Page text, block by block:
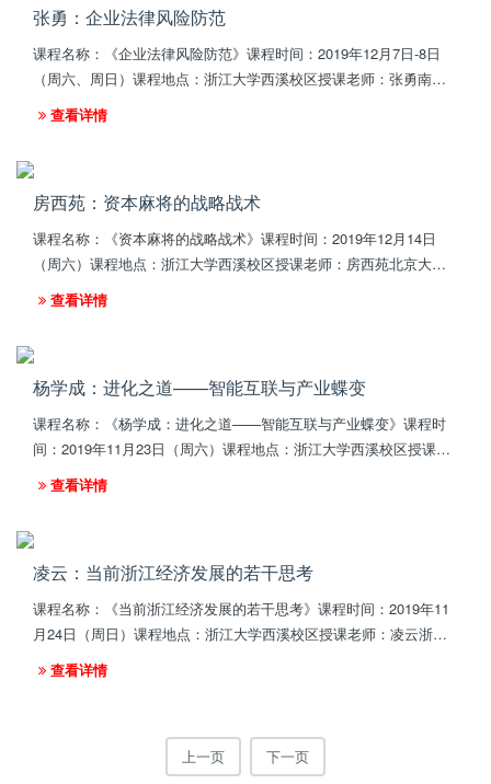
张勇：企业法律风险防范
课程名称：《企业法律风险防范》课程时间：2019年12月7日-8日
（周六、周日）课程地点：浙江大学西溪校区授课老师：张勇南开
大学法学院教授，法学研究所所长伦敦大学法学硕士，北京大学法
学博士天津市人民政...
查看详情
房西苑：资本麻将的战略战术
课程名称：《资本麻将的战略战术》课程时间：2019年12月14日
（周六）课程地点：浙江大学西溪校区授课老师：房西苑北京大学
中国国情研究中心 研究员中国科学院研究生院 博士生导师国内多个
知名院校的客座教...
查看详情
杨学成：进化之道——智能互联与产业蝶变
课程名称：《杨学成：进化之道——智能互联与产业蝶变》课程时
间：2019年11月23日（周六）课程地点：浙江大学西溪校区授课老
师：杨学成 北京邮电大学教授网络教育学院副院长、校学术委员会
委员中国信息经济...
查看详情
凌云：当前浙江经济发展的若干思考
课程名称：《当前浙江经济发展的若干思考》课程时间：2019年11
月24日（周日）课程地点：浙江大学西溪校区授课老师：凌云浙江
省经信厅巡视员原台州市副市长浙江大学经济学院兼职教授浙江省
软科学研究所特约研...
查看详情
上一页 下一页